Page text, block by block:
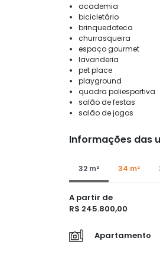
academia
bicicletário
brinquedoteca
churrasqueira
espaço gourmet
lavanderia
pet place
playground
quadra poliesportiva
salão de festas
salão de jogos
Informações das
32 m² 34 m²
A partir de
R$ 245.800,00
Apartamento